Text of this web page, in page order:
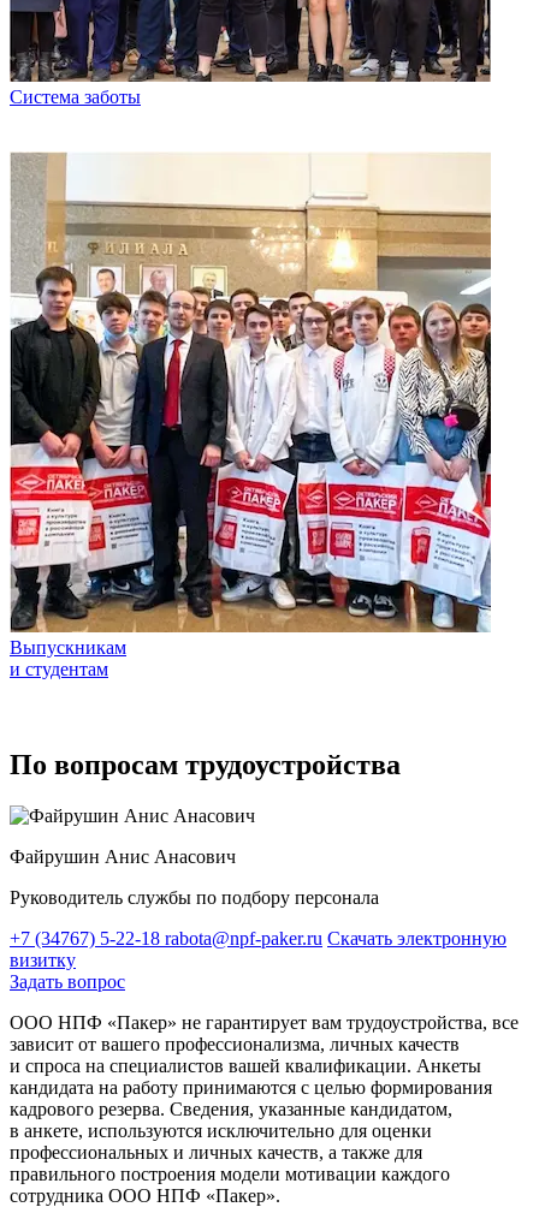
Система заботы
Выпускникам
и студентам
По вопросам трудоустройства
Файрушин Анис Анасович
Руководитель службы по подбору персонала
+7 (34767) 5-22-18 rabota@npf-paker.ru Скачать электронную
визитку
Задать вопрос
ООО НПФ «Пакер» не гарантирует вам трудоустройства, все
зависит от вашего профессионализма, личных качеств
и спроса на специалистов вашей квалификации. Анкеты
кандидата на работу принимаются с целью формирования
кадрового резерва. Сведения, указанные кандидатом,
в анкете, используются исключительно для оценки
профессиональных и личных качеств, а также для
правильного построения модели мотивации каждого
сотрудника ООО НПФ «Пакер».